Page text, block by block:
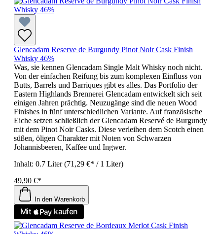
Glencadam Reserve de Burgundy Pinot Noir Cask Finish
Whisky 46%
Was, sie kennen Glencadam Single Malt Whisky noch nicht.
Von der einfachen Reifung bis zum komplexen Einfluss von
Butts, Barrels und Barriques gibt es alles. Das Portfolio der
Eastern Highlands Brennerei Glencadam entwickelt sich seit
einigen Jahren prächtig. Neuzugänge sind die neuen Wood
Finishes in fünf unterschiedlichen Variante. Auf französische
Eiche setzen schließlich der Glencadam Reservé de Burgundy
mit dem Pinot Noir Casks. Diese verleihen dem Scotch einen
süßen, öligen Charakter mit Noten von Schwarzen
Johannisbeeren, Kaffee und Ingwer.
Inhalt: 0.7 Liter(71,29 €* / 1 Liter)
49,90 €*
In den Warenkorb